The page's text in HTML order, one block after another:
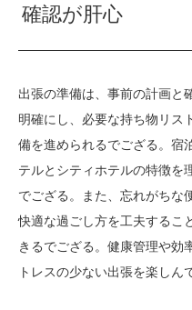
確認が肝心
出張の準備は、事前の計画と
明確にし、必要な持ち物リス
備を進められるでござる。宿
テルとシティホテルの特徴を
でござる。また、忘れがちな
快適な過ごし方を工夫するこ
きるでござる。健康管理や効
トレスの少ない出張を楽しん